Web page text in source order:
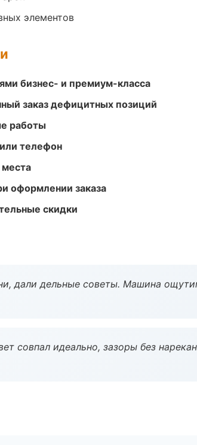
элементов
бизнес- и премиум-класса
заказ дефицитных позиций
работы
телефон
оформлении заказа
скидки
дали дельные советы. Машина
совпал идеально, зазоры без